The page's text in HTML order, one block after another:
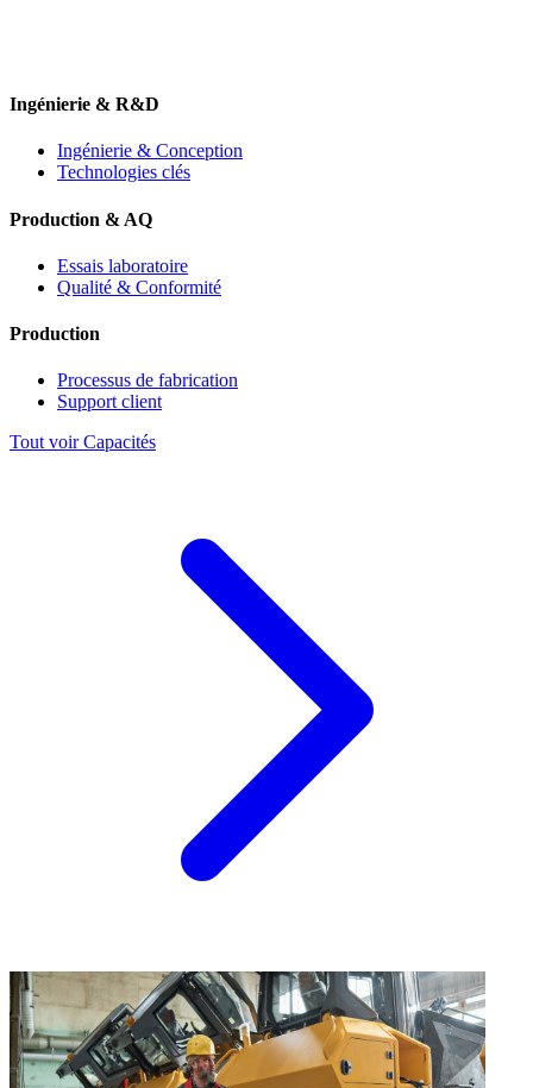
Ingénierie & R&D
Ingénierie & Conception
Technologies clés
Production & AQ
Essais laboratoire
Qualité & Conformité
Production
Processus de fabrication
Support client
Tout voir Capacités